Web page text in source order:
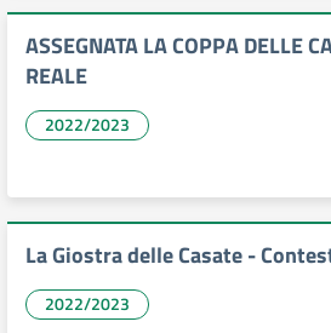
ASSEGNATA LA COPPA DELLE
REALE
2022/2023
La Giostra delle Casate -
2022/2023